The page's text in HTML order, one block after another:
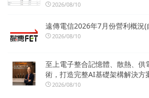
2026/08/10
遠傳電信2026年7月份營利概況(
2026/08/10
至上電子整合記憶體、散熱、供
術，打造完整AI基礎架構解決方
2026/08/10